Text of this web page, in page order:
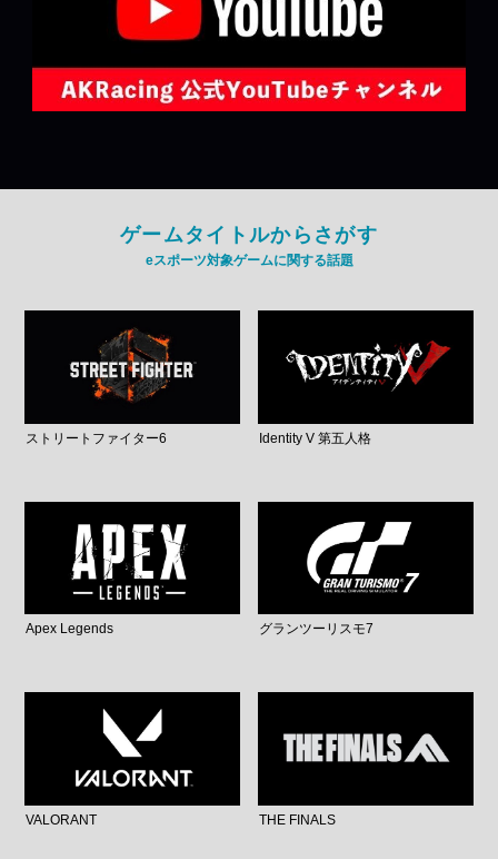
ゲームタイトルからさがす
eスポーツ対象ゲームに関する話題
ストリートファイター6 Identity V 第五人格
Apex Legends グランツーリスモ7
VALORANT THE FINALS